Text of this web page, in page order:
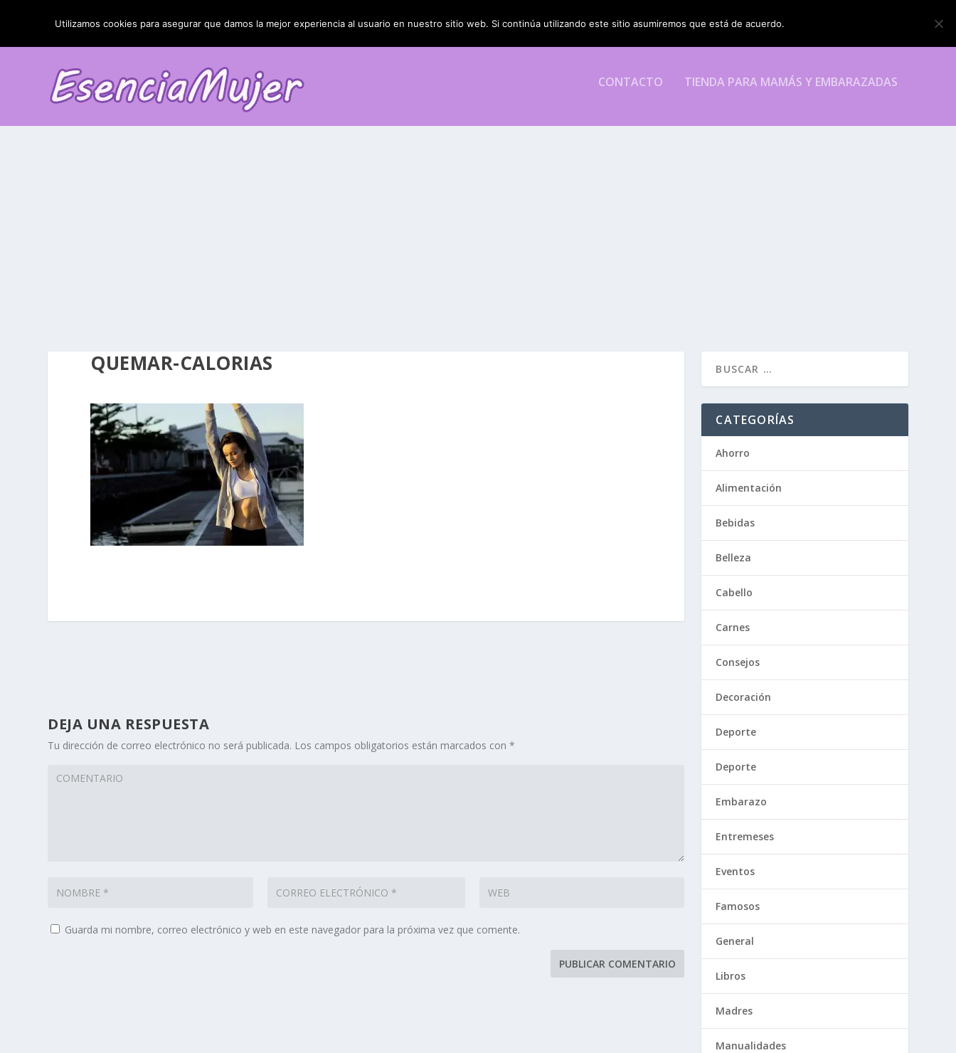
TENDENCIAS: La blefaroplastia y sus resultados
CONTACTO TIENDA PARA MAMÁS Y EMBARAZADAS
QUEMAR-CALORIAS
DEJA UNA RESPUESTA
Tu dirección de correo electrónico no será publicada. Los campos obligatorios están marcados con*
Guarda mi nombre, correo electrónico y web en este navegador para la próxima vez que comente.
CATEGORÍAS
Ahorro
Alimentación
Bebidas
Belleza
Cabello
Carnes
Consejos
Decoración
Deporte
Deporte
Embarazo
Entremeses
Eventos
Famosos
General
Libros
Madres
Manualidades
Utilizamos cookies para asegurar que damos la mejor experiencia al usuario en nuestro sitio web. Si continúa utilizando este sitio asumiremos que está de acuerdo.